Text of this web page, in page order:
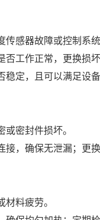
传感器故障或控制系
否工作正常，更换损
稳定，且可以满足设
密封件损坏。
，确保无泄漏；更换
料疲劳。